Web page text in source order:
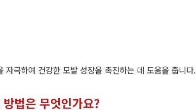
극하여 건강한 모발 성장을 촉진하는 데 도움을 줍니다.
법은 무엇인가요?